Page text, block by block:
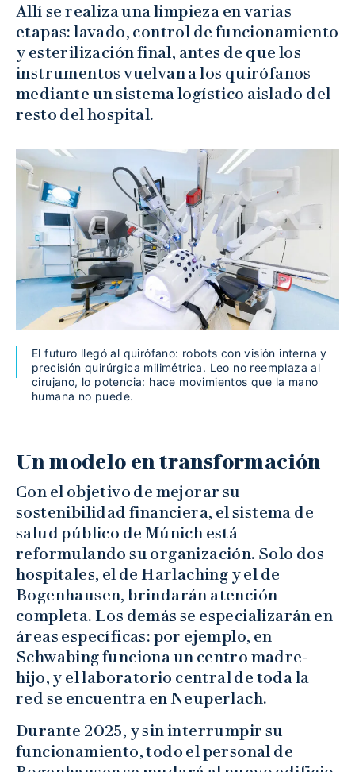
Allí se realiza una limpieza en varias
etapas: lavado, control de funcionamiento
y esterilización final, antes de que los
instrumentos vuelvan a los quirófanos
mediante un sistema logístico aislado del
resto del hospital.
El futuro llegó al quirófano: robots con visión interna y
precisión quirúrgica milimétrica. Leo no reemplaza al
cirujano, lo potencia: hace movimientos que la mano
humana no puede.
Un modelo en transformación
Con el objetivo de mejorar su
sostenibilidad financiera, el sistema de
salud público de Múnich está
reformulando su organización. Solo dos
hospitales, el de Harlaching y el de
Bogenhausen, brindarán atención
completa. Los demás se especializarán en
áreas específicas: por ejemplo, en
Schwabing funciona un centro madre-
hijo, y el laboratorio central de toda la
red se encuentra en Neuperlach.
Durante 2025, y sin interrumpir su
funcionamiento, todo el personal de